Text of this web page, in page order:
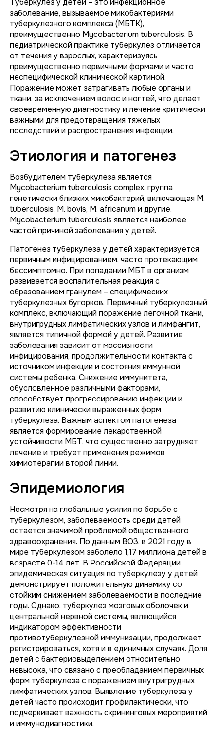
Туберкулез у детей – это инфекционное
заболевание, вызываемое микобактериями
туберкулезного комплекса (МБТК),
преимущественно Mycobacterium tuberculosis. В
педиатрической практике туберкулез отличается
от течения у взрослых, характеризуясь
преимущественно первичными формами и часто
неспецифической клинической картиной.
Поражение может затрагивать любые органы и
ткани, за исключением волос и ногтей, что делает
своевременную диагностику и лечение критически
важными для предотвращения тяжелых
последствий и распространения инфекции.
Этиология и патогенез
Возбудителем туберкулеза является
Mycobacterium tuberculosis complex, группа
генетически близких микобактерий, включающая M.
tuberculosis, M. bovis, M. africanum и другие.
Mycobacterium tuberculosis является наиболее
частой причиной заболевания у детей.
Патогенез туберкулеза у детей характеризуется
первичным инфицированием, часто протекающим
бессимптомно. При попадании МБТ в организм
развивается воспалительная реакция с
образованием гранулем – специфических
туберкулезных бугорков. Первичный туберкулезный
комплекс, включающий поражение легочной ткани,
внутригрудных лимфатических узлов и лимфангит,
является типичной формой у детей. Развитие
заболевания зависит от массивности
инфицирования, продолжительности контакта с
источником инфекции и состояния иммунной
системы ребенка. Снижение иммунитета,
обусловленное различными факторами,
способствует прогрессированию инфекции и
развитию клинически выраженных форм
туберкулеза. Важным аспектом патогенеза
является формирование лекарственной
устойчивости МБТ, что существенно затрудняет
лечение и требует применения режимов
химиотерапии второй линии.
Эпидемиология
Несмотря на глобальные усилия по борьбе с
туберкулезом, заболеваемость среди детей
остается значимой проблемой общественного
здравоохранения. По данным ВОЗ, в 2021 году в
мире туберкулезом заболело 1,17 миллиона детей в
возрасте 0-14 лет. В Российской Федерации
эпидемическая ситуация по туберкулезу у детей
демонстрирует положительную динамику со
стойким снижением заболеваемости в последние
годы. Однако, туберкулез мозговых оболочек и
центральной нервной системы, являющийся
индикатором эффективности
противотуберкулезной иммунизации, продолжает
регистрироваться, хотя и в единичных случаях. Доля
детей с бактериовыделением относительно
невысока, что связано с преобладанием первичных
форм туберкулеза с поражением внутригрудных
лимфатических узлов. Выявление туберкулеза у
детей часто происходит профилактически, что
подчеркивает важность скрининговых мероприятий
и иммунодиагностики.